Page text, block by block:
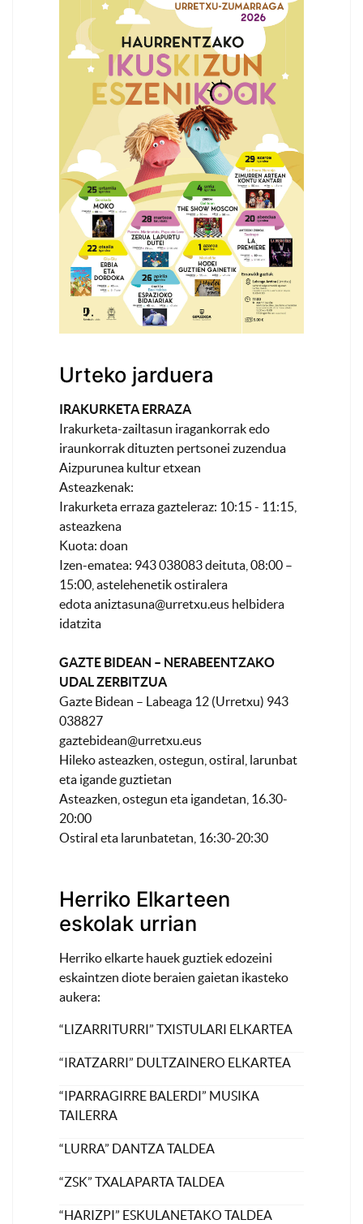
Urteko jarduera
IRAKURKETA ERRAZA
Irakurketa-zailtasun iragankorrak edo
iraunkorrak dituzten pertsonei zuzendua
Aizpurunea kultur etxean
Asteazkenak:
Irakurketa erraza gazteleraz: 10:15 - 11:15,
asteazkena
Kuota: doan
Izen-ematea: 943 038083 deituta, 08:00 –
15:00, astelehenetik ostiralera
edotaaniztasuna@urretxu.eus helbidera
idatzita
GAZTE BIDEAN – NERABEENTZAKO
UDAL ZERBITZUA
Gazte Bidean – Labeaga 12 (Urretxu) 943
038827
gaztebidean@urretxu.eus
Hileko asteazken, ostegun, ostiral, larunbat
eta igande guztietan
Asteazken, ostegun eta igandetan, 16.30-
20:00
Ostiral eta larunbatetan, 16:30-20:30
Herriko Elkarteen
eskolak urrian
Herriko elkarte hauek guztiek edozeini
eskaintzen diote beraien gaietan ikasteko
aukera:
“LIZARRITURRI” TXISTULARI ELKARTEA
“IRATZARRI” DULTZAINERO ELKARTEA
“IPARRAGIRRE BALERDI” MUSIKA
TAILERRA
“LURRA” DANTZA TALDEA
“ZSK” TXALAPARTA TALDEA
“HARIZPI” ESKULANETAKO TALDEA